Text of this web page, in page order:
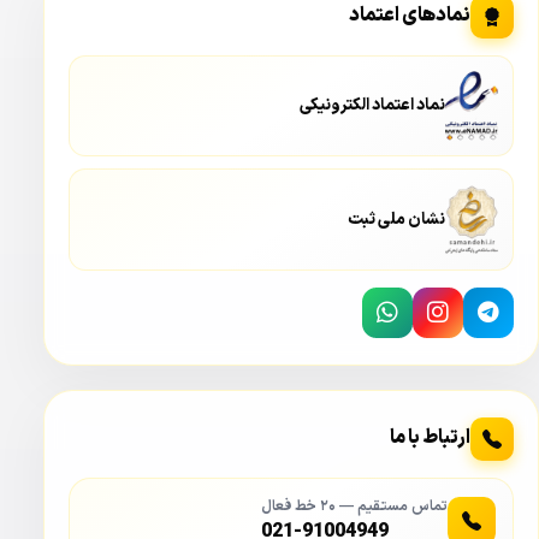
HFW3441TP-ZAS
نمادهای اعتماد
نماد اعتماد الکترونیکی
نشان ملی ثبت
ارتباط با ما
تماس مستقیم — ۲۰ خط فعال
021-91004949